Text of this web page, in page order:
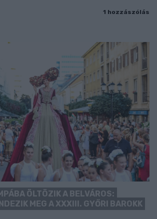
1 hozzászólás
ÖLTÖZIK A BELVÁROS:
MEG A XXXIII. GYŐRI BAROKK